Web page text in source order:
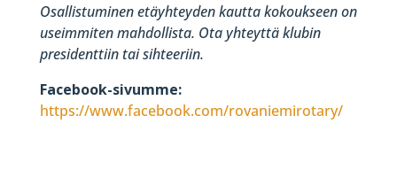
Osallistuminen etäyhteyden kautta kokoukseen on
useimmiten mahdollista. Ota yhteyttä klubin
presidenttiin tai sihteeriin.
Facebook-sivumme:
https://www.facebook.com/rovaniemirotary/